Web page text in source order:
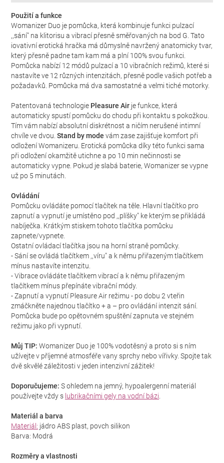
Použití a funkce
Womanizer Duo je pomůcka, která kombinuje funkci pulzací
,,sání" na klitorisu a vibrací přesně směřovaných na bod G. Tato
iovativní erotická hračka má důmyslně navržený anatomicky tvar,
který přesně padne tam kam má a plní 100% svou funkci.
Pomůcka nabízí 12 módů pulzací a 10 vibračních režimů, které si
nastavíte ve 12 různých intenzitách, přesně podle vašich potřeb a
požadavků. Pomůcka má dva samostatné a velmi tiché motorky.
Patentovaná technologie Pleasure Air je funkce, která
automaticky spustí pomůcku do chodu při kontaktu s pokožkou.
Tím vám nabízí absolutní diskrétnost a ničím nerušené intimní
chvíle ve dvou. Stand by mode vám zase zajišťuje komfort při
odložení Womanizeru. Erotická pomůcka díky této funkci sama
při odložení okamžitě utichne a po 10 min nečinnosti se
automaticky vypne. Pokud je slabá baterie, Womanizer se vypne
už po 5 minutách.
Ovládání
Pomůcku ovládáte pomocí tlačítek na těle. Hlavní tlačítko pro
zapnutí a vypnutí je umístěno pod ,,plíšky" ke kterým se přikládá
nabíječka. Krátkým stiskem tohoto tlačítka pomůcku
zapnete/vypnete.
Ostatní ovládací tlačítka jsou na horní straně pomůcky.
- Sání se ovládá tlačítkem ,,víru" a k němu přiřazeným tlačítkem
mínus nastavíte intenzitu.
- Vibrace ovládáte tlačítkem vibrací a k němu přiřazeným
tlačítkem mínus přepínáte vibrační módy.
- Zapnutí a vypnutí Pleasure Air režimu - po dobu 2 vteřin
zmáčkněte najednou tlačítko + a – pro ovládání intenzit sání.
Pomůcka bude po opětovném spuštění zapnuta ve stejném
režimu jako při vypnutí.
Můj TIP: Womanizer Duo je 100% vodotěsný a proto si s ním
užívejte v příjemné atmosféře vany sprchy nebo vířivky. Spojte tak
dvě skvělé záležitosti v jeden intenzivní zážitek!
Doporučujeme: S ohledem na jemný, hypoalergenní materiál
používejte vždy s lubrikačními gely na vodní bázi.
Materiál a barva
Materiál: jádro ABS plast, povch silikon
Barva: Modrá
Rozměry a vlastnosti